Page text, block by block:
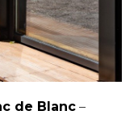
de Blanc –